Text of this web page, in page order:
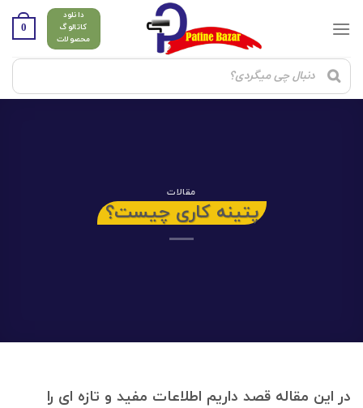
دانلود
کاتالوگ
محصولات
0
مقالات
پتینه کاری چیست؟
در این مقاله قصد داریم اطلاعات مفید و تازه ای را